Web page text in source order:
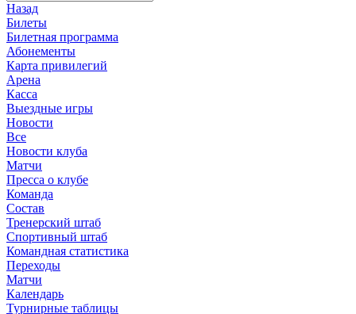
Назад
Билеты
Билетная программа
Абонементы
Карта привилегий
Арена
Касса
Выездные игры
Новости
Все
Новости клуба
Матчи
Пресса о клубе
Команда
Состав
Тренерский штаб
Спортивный штаб
Командная статистика
Переходы
Матчи
Календарь
Турнирные таблицы